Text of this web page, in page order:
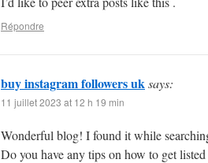
Répondre
buy instagram followers uksays:
11 juillet 2023 at 12 h 19 min
Wonderful blog! I found it while
Do you have any tips on how to get